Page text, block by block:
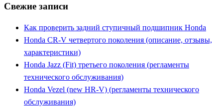
Свежие записи
Как проверить задний ступичный подшипник Honda
Honda CR-V четвертого поколения (описание, отзывы,
характеристики)
Honda Jazz (Fit) третьего поколения (регламенты
технического обслуживания)
Honda Vezel (new HR-V) (регламенты технического
обслуживания)